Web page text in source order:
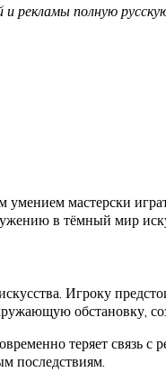
рекламы полную
мастерски
в тёмный мир
Игроку
обстановку,
теряет связь с
последствиям.